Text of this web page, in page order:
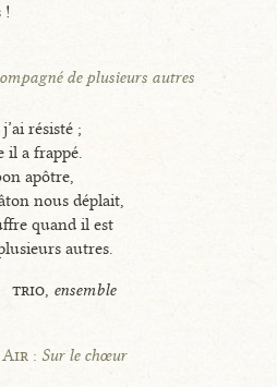
!
de plusieurs autres
résisté ;
il a frappé.
apôtre,
nous déplait,
quand il est
autres.
trio, ensemble
Air : Sur le chœur